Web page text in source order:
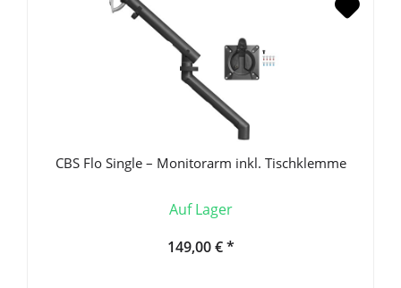
CBS Flo Single – Monitorarm inkl. Tischklemme
Auf Lager
149,00 € *